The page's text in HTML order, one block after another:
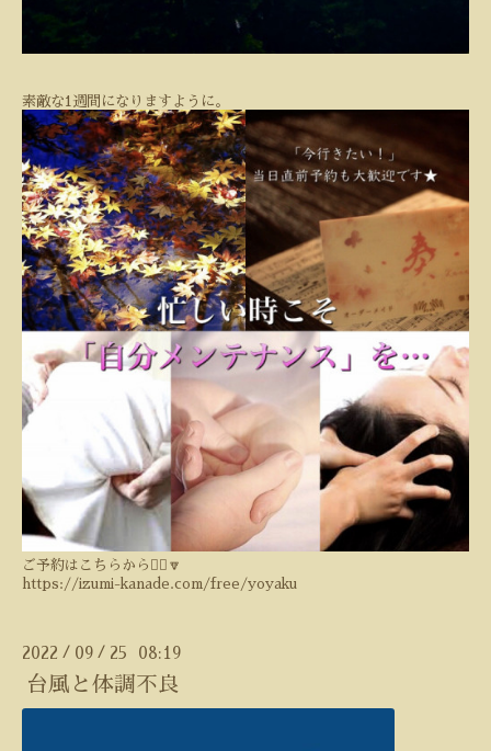
素敵な1週間になりますように。
ご予約はこちらから💁‍♀️🔽
https://izumi-kanade.com/free/yoyaku
2022 / 09 / 25 08:19
台風と体調不良